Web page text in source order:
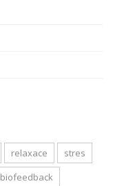
relaxace
stres
biofeedback